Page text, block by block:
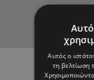
Αυτός ο
τη βελτίωση